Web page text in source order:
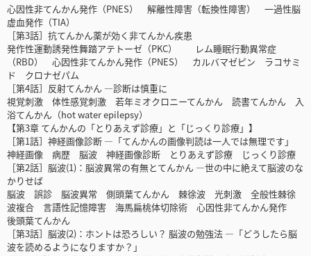
心因性非てんかん発作（PNES） 解離性障害（転換性障害） 一過性脳
虚血発作（TIA）
［第3話］抗てんかん薬が効く非てんかん疾患
発作性運動誘発性舞踏アテトーゼ（PKC） レム睡眠行動異常症
（RBD） 心因性非てんかん発作（PNES） カルバマゼピン ラコサミ
ド クロナゼパム
［第4話］反射てんかん ―診断は慎重に
視覚刺激 体性感覚刺激 若年ミオクロニーてんかん 読書てんかん 入
浴てんかん（hot water epilepsy）
【第3章 てんかんの「とりあえず診療」と「じっくり診療」】
［第1話］神経画像診断 ―「てんかんの画像判読は一人では無理です」
神経画像 病歴 脳波 神経画像診断 とりあえず診療 じっくり診療
［第2話］脳波(1)：脳波異常の有無とてんかん ―世の中に絶えて脳波のな
かりせば
脳波 誤診 脳波異常 側頭葉てんかん 棘徐波 光刺激 全般性棘徐
波複合 言語性記憶障害 海馬扁桃体切除術 心因性非てんかん発作
後頭葉てんかん
［第3話］脳波(2)：ホントは恐ろしい？ 脳波の勉強法 ―「どうしたら脳
波を読めるようになりますか？」